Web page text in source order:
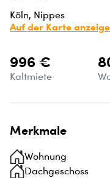
Köln, Nippes
Auf der Karte
996 €
Kaltmiete
Merkmale
Wohnung
Dachgeschoss